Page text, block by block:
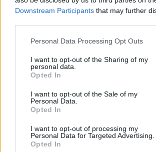
Downstream Participants that may further
Please note that this website/app uses one
not limited to your visit or usage behaviour.
grant or deny consent to Google and its
use your data for below specified purposes
consent section.
Personal Data Processing Opt Outs
I want to opt-out of the Sharing of my
personal data.
Opted In
I want to opt-out of the Sale of my
Personal Data.
Opted In
I want to opt-out of processing my
Personal Data for Targeted Advertising.
Opted In
πισίνα, δε θα είχα θρηνήσει το
Η σπαρακτική περιγραφή του
του beach bar
Μπρίτνεϊ Σπίαρς: Έκανε
εμπειρία της
Ο δημοσιογράφος Βασίλης
του, Γωγώ Μπαλή
Γιάννης Παπαμιχαήλ: «Η
φωνής της Αλίκης
Ο Φειδίας Παναγιώτου πήγε